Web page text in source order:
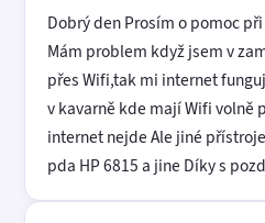
Dobrý den Prosím o pomoc
Mám problem když jsem v
přes Wifi,tak mi internet
v kavarně kde mají Wifi volně
internet nejde Ale jiné
pda HP 6815 a jine Díky s